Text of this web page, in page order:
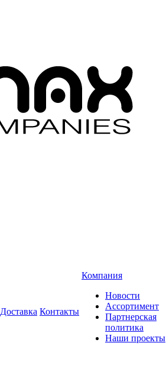
Доставка Контакты
Компания
Новости
Ассортимент
Партнерская
политика
Наши проекты